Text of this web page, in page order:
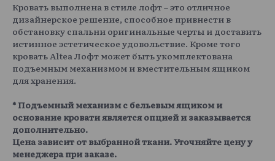
Кровать выполнена в стиле лофт – это отличное
дизайнерское решение, способное привнести в
обстановку спальни оригинальные черты и доставить
истинное эстетическое удовольствие. Кроме того
кровать Altea Лофт может быть укомплектована
подъемным механизмом и вместительным ящиком
для хранения.
* Подъемный механизм с бельевым ящиком и
основание кровати является опцией и заказывается
дополнительно.
Цена зависит от выбранной ткани. Уточняйте цену у
менеджера при заказе.